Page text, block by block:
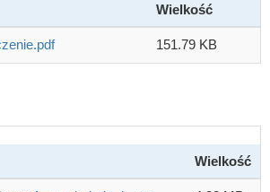
Wielkość
151.79 KB
Wielkość